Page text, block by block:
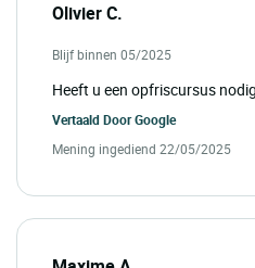
Olivier C.
Blijf binnen 05/2025
Heeft u een opfriscursus
Vertaald DoorGoogle
Mening ingediend 22/05/2025